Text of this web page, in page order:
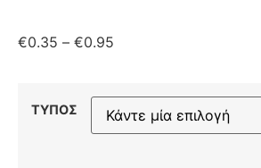
€0.35 – €0.95
ΤΥΠΟΣ